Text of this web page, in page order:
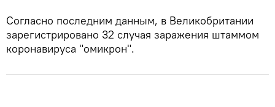
Согласно последним данным, в Великобритании
зарегистрировано 32 случая заражения штаммом
коронавируса "омикрон".